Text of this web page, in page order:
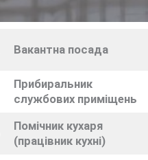
Вакантна посада
Прибиральник
службових приміщень
Помічник кухаря
(працівник кухні)